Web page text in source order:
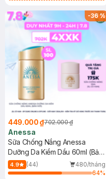
SPF 50+ 20ml (SL Có Hạn)
-36%
449.000 ₫702.000 ₫
Anessa
Sữa Chống Nắng Anessa
Dưỡng Da Kiềm Dầu 60ml (Bản
Mới)
4.9 (44)
480/tháng
64%